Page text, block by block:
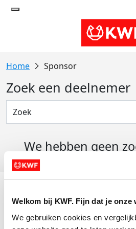
Welkom bij KWF. Fijn dat je onze
We gebruiken cookies en
Sponsor
Zoek een deelnemer
We hebben geen
Actiematerialen
Evenementen